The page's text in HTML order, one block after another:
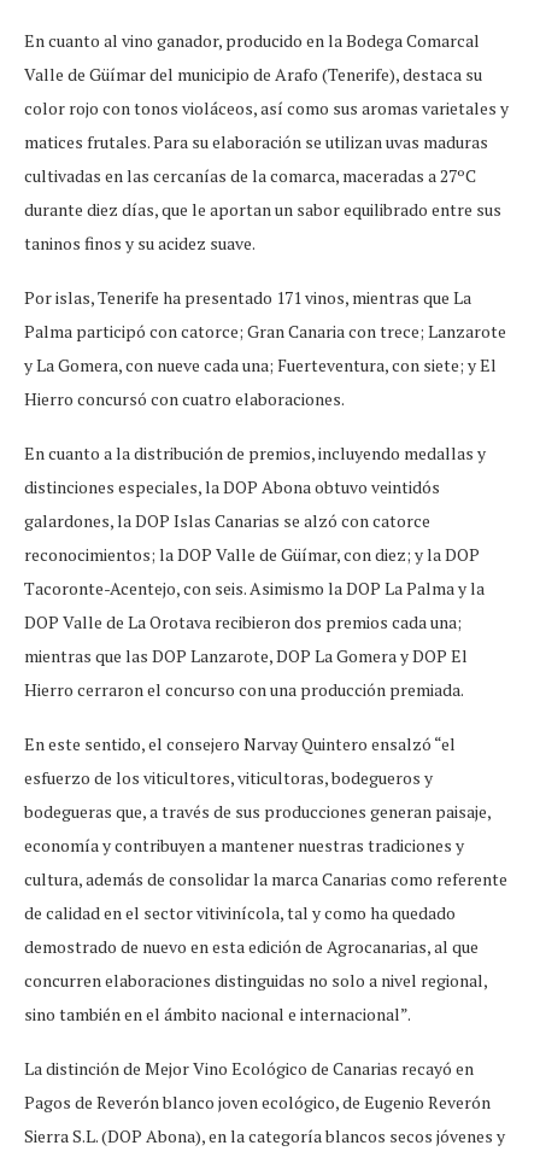
En cuanto al vino ganador, producido en la Bodega Comarcal
Valle de Güímar del municipio de Arafo (Tenerife), destaca su
color rojo con tonos violáceos, así como sus aromas varietales y
matices frutales. Para su elaboración se utilizan uvas maduras
cultivadas en las cercanías de la comarca, maceradas a 27ºC
durante diez días, que le aportan un sabor equilibrado entre sus
taninos finos y su acidez suave.
Por islas, Tenerife ha presentado 171 vinos, mientras que La
Palma participó con catorce; Gran Canaria con trece; Lanzarote
y La Gomera, con nueve cada una; Fuerteventura, con siete; y El
Hierro concursó con cuatro elaboraciones.
En cuanto a la distribución de premios, incluyendo medallas y
distinciones especiales, la DOP Abona obtuvo veintidós
galardones, la DOP Islas Canarias se alzó con catorce
reconocimientos; la DOP Valle de Güímar, con diez; y la DOP
Tacoronte-Acentejo, con seis. Asimismo la DOP La Palma y la
DOP Valle de La Orotava recibieron dos premios cada una;
mientras que las DOP Lanzarote, DOP La Gomera y DOP El
Hierro cerraron el concurso con una producción premiada.
En este sentido, el consejero Narvay Quintero ensalzó “el
esfuerzo de los viticultores, viticultoras, bodegueros y
bodegueras que, a través de sus producciones generan paisaje,
economía y contribuyen a mantener nuestras tradiciones y
cultura, además de consolidar la marca Canarias como referente
de calidad en el sector vitivinícola, tal y como ha quedado
demostrado de nuevo en esta edición de Agrocanarias, al que
concurren elaboraciones distinguidas no solo a nivel regional,
sino también en el ámbito nacional e internacional”.
La distinción de Mejor Vino Ecológico de Canarias recayó en
Pagos de Reverón blanco joven ecológico, de Eugenio Reverón
Sierra S.L. (DOP Abona), en la categoría blancos secos jóvenes y